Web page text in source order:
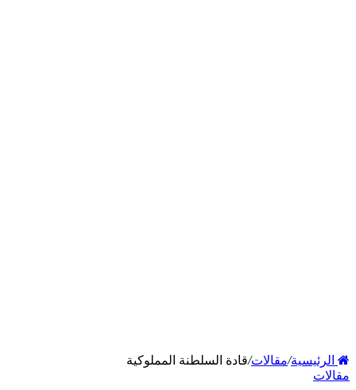
الرئيسية/مقالات/قادة السلطنة المملوكية
مقالات